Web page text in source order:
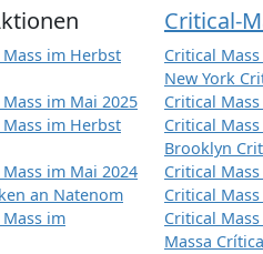
im Herbst
im Mai 2025
im Herbst
im Mai 2024
an Natenom
im
Critical-
Critical
New York
Critical
Critical
Brooklyn
Critical
Critical
Critical
Massa